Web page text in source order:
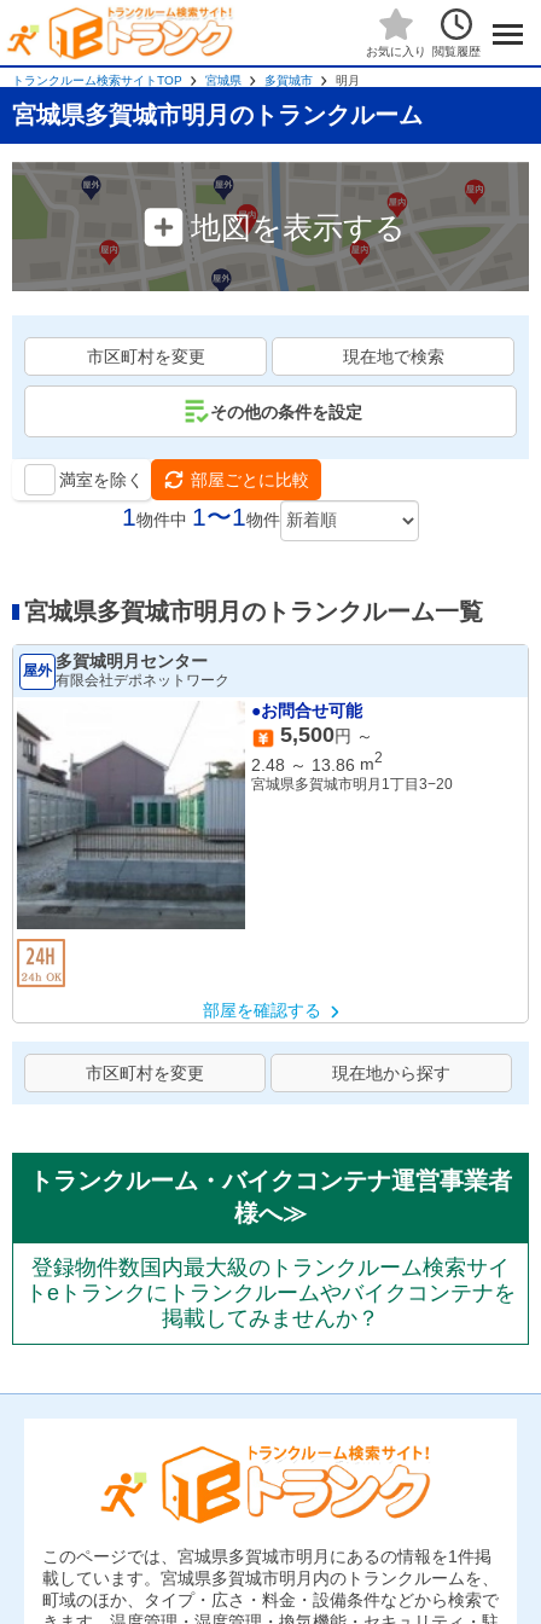
お気に入り 閲覧履歴
トランクルーム検索サイトTOP 宮城県 多賀城市 明月
宮城県多賀城市明月のトランクルーム
地図を表示する
市区町村を変更 現在地で検索
その他の条件を設定
満室を除く 部屋ごとに比較
1物件中 1〜1物件
宮城県多賀城市明月のトランクルーム一覧
屋外 多賀城明月センター
有限会社デポネットワーク
●お問合せ可能
5,500円 ～
2.48 ～ 13.86 m2
宮城県多賀城市明月1丁目3−20
部屋を確認する
市区町村を変更 現在地から探す
トランクルーム・バイクコンテナ運営事業者
様へ≫
登録物件数国内最大級のトランクルーム検索サイ
トeトランクにトランクルームやバイクコンテナを
掲載してみませんか？
このページでは、宮城県多賀城市明月にあるの情報を1件掲
載しています。宮城県多賀城市明月内のトランクルームを、
町域のほか、タイプ・広さ・料金・設備条件などから検索で